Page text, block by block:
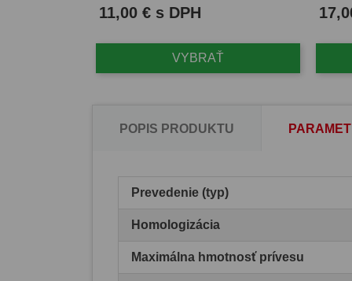
Cena
11,00 € s DPH
VYBRAŤ
Cena
POPIS PRODUKTU
Prevedenie (typ)
Homologizácia
Maximálna hmotnosť prívesu